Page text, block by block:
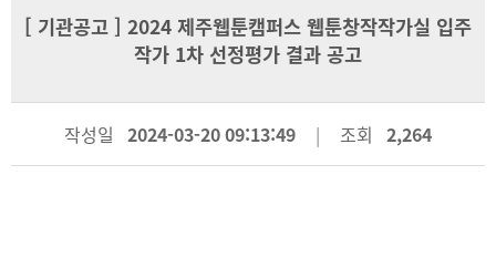
[ 기관공고] 2024 제주웹툰캠퍼스 웹툰창작작가실 입주
작가 1차 선정평가 결과 공고
작성일 2024-03-20 09:13:49 조회 2,264